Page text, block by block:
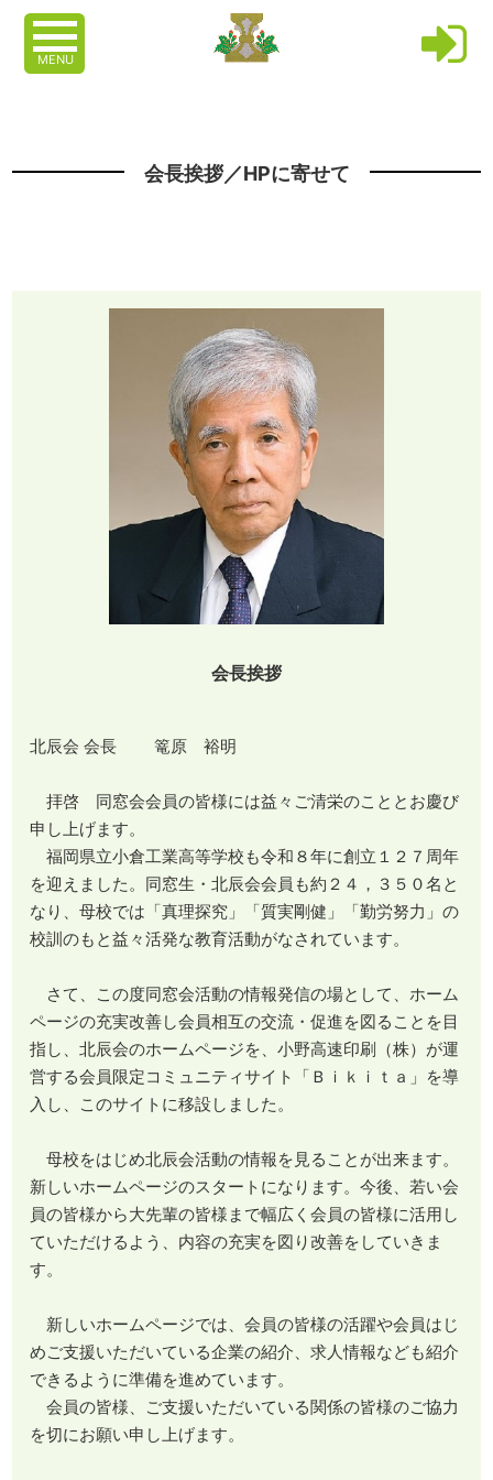
MENU
会長挨拶／HPに寄せて
会長挨拶
北辰会 会長 篭原 裕明
拝啓 同窓会会員の皆様には益々ご清栄のこととお慶び
申し上げます。
福岡県立小倉工業高等学校も令和８年に創立１２７周年
を迎えました。同窓生・北辰会会員も約２４，３５０名と
なり、母校では「真理探究」「質実剛健」「勤労努力」の
校訓のもと益々活発な教育活動がなされています。
さて、この度同窓会活動の情報発信の場として、ホーム
ページの充実改善し会員相互の交流・促進を図ることを目
指し、北辰会のホームページを、小野高速印刷（株）が運
営する会員限定コミュニティサイト「Ｂｉｋｉｔａ」を導
入し、このサイトに移設しました。
母校をはじめ北辰会活動の情報を見ることが出来ます。
新しいホームページのスタートになります。今後、若い会
員の皆様から大先輩の皆様まで幅広く会員の皆様に活用し
ていただけるよう、内容の充実を図り改善をしていきま
す。
新しいホームページでは、会員の皆様の活躍や会員はじ
めご支援いただいている企業の紹介、求人情報なども紹介
できるように準備を進めています。
会員の皆様、ご支援いただいている関係の皆様のご協力
を切にお願い申し上げます。